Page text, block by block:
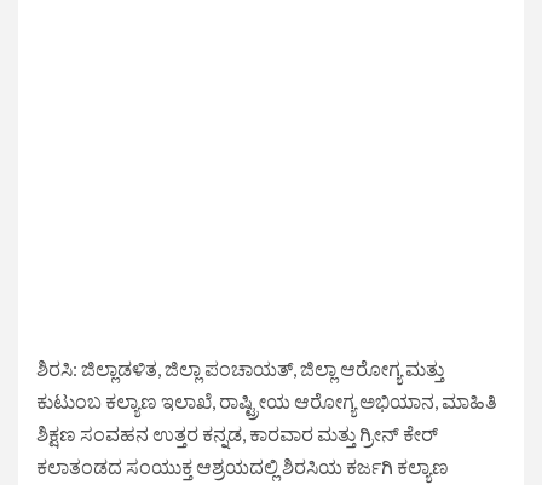
ಶಿರಸಿ: ಜಿಲ್ಲಾಡಳಿತ, ಜಿಲ್ಲಾ ಪಂಚಾಯತ್, ಜಿಲ್ಲಾ ಆರೋಗ್ಯ ಮತ್ತು
ಕುಟುಂಬ ಕಲ್ಯಾಣ ಇಲಾಖೆ, ರಾಷ್ಟ್ರೀಯ ಆರೋಗ್ಯ ಅಭಿಯಾನ, ಮಾಹಿತಿ
ಶಿಕ್ಷಣ ಸಂವಹನ ಉತ್ತರ ಕನ್ನಡ, ಕಾರವಾರ ಮತ್ತು ಗ್ರೀನ್ ಕೇರ್
ಕಲಾತಂಡದ ಸಂಯುಕ್ತ ಆಶ್ರಯದಲ್ಲಿ ಶಿರಸಿಯ ಕರ್ಜಗಿ ಕಲ್ಯಾಣ